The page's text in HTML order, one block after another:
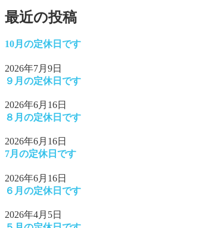
最近の投稿
10月の定休日です
2026年7月9日
９月の定休日です
2026年6月16日
８月の定休日です
2026年6月16日
7月の定休日です
2026年6月16日
６月の定休日です
2026年4月5日